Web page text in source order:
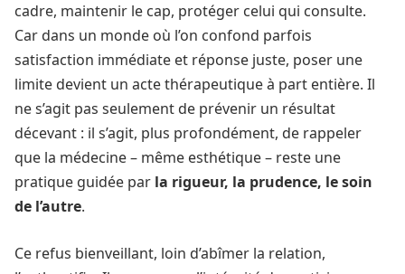
cadre, maintenir le cap, protéger celui qui consulte.
Car dans un monde où l’on confond parfois
satisfaction immédiate et réponse juste, poser une
limite devient un acte thérapeutique à part entière. Il
ne s’agit pas seulement de prévenir un résultat
décevant : il s’agit, plus profondément, de rappeler
que la médecine – même esthétique – reste une
pratique guidée par la rigueur, la prudence, le soin
de l’autre.
Ce refus bienveillant, loin d’abîmer la relation,